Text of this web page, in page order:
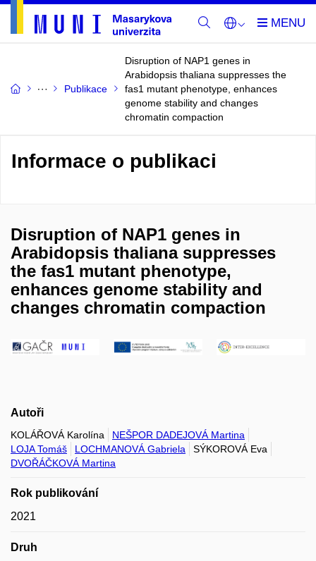
Publikace
Disruption of NAP1 genes in
Arabidopsis thaliana suppresses the
fas1 mutant phenotype, enhances
genome stability and changes
chromatin compaction
Informace o publikaci
Disruption of NAP1 genes in
Arabidopsis thaliana suppresses
the fas1 mutant phenotype,
enhances genome stability and
changes chromatin compaction
Autoři
KOLÁŘOVÁ Karolína
NEŠPOR DADEJOVÁ Martina
LOJA Tomáš
LOCHMANOVÁ Gabriela
SÝKOROVÁ Eva
DVOŘÁČKOVÁ Martina
Rok publikování
2021
Druh